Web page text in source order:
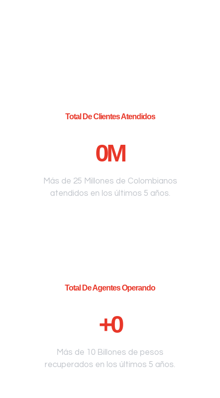
Total De Clientes Atendidos
0M
Más de 25 Millones de Colombianos
atendidos en los últimos 5 años.
Total De Agentes Operando
+0
Más de 10 Billones de pesos
recuperados en los últimos 5 años.